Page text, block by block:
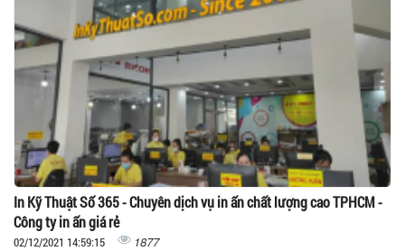
In Kỹ Thuật Số 365 - Chuyên dịch vụ in ấn chất lượng cao TPHCM -
Công ty in ấn giá rẻ
02/12/2021 14:59:15 1877